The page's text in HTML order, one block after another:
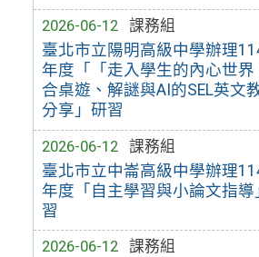
2026-06-12
課務組
臺北市立陽明高級中學辦理
年度「「走入學生的內心世界
合桌遊、解謎與AI的SEL英文
分享」研習
2026-06-12
課務組
臺北市立中崙高級中學辦理
年度「自主學習與小論文指導
習
2026-06-12
課務組